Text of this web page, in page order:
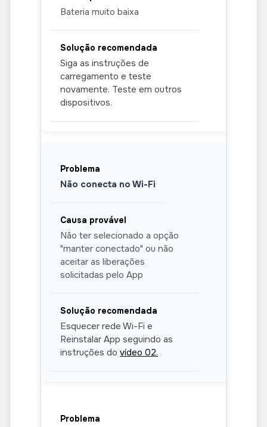
Bateria muito baixa
Siga as instruções de
carregamento e teste
novamente. Teste em outros
dispositivos.
Não conecta no Wi-Fi
Não ter selecionado a opção
"manter conectado" ou não
aceitar as liberações
solicitadas pelo App
Esquecer rede Wi-Fi e
Reinstalar App seguindo as
instruções do vídeo 02.